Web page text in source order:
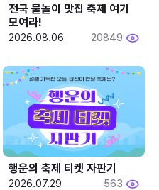
전국 물놀이 맛집 축제 여기
모여라!
2026.08.06 20849
행운의 축제 티켓 자판기
2026.07.29 563